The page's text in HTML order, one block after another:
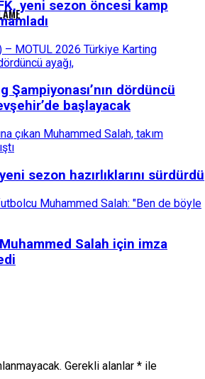
yeni sezon öncesi kamp
Şampiyonası’nın dördüncü
başlayacak
sezon hazırlıklarını sürdürdü
Salah için imza
Gerekli alanlar * ile